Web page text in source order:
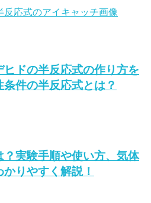
ヒドの半反応式の作り方を
件の半反応式とは？
？実験手順や使い方、気体
りやすく解説！